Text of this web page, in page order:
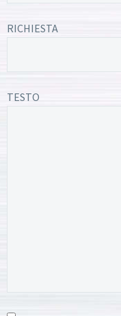
RICHIESTA
TESTO